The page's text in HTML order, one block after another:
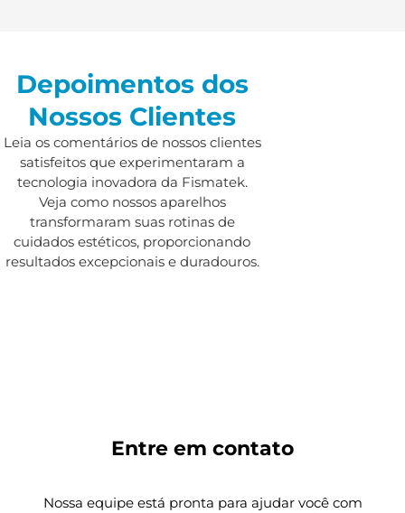
Depoimentos dos
Nossos Clientes
Leia os comentários de nossos clientes
satisfeitos que experimentaram a
tecnologia inovadora da Fismatek.
Veja como nossos aparelhos
transformaram suas rotinas de
cuidados estéticos, proporcionando
resultados excepcionais e duradouros.
Entre em contato
Nossa equipe está pronta para ajudar você com